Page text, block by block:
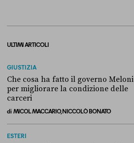
ULTIMI ARTICOLI
GIUSTIZIA
Che cosa ha fatto il governo Meloni
per migliorare la condizione delle
carceri
diMICOL MACCARIO, NICCOLÒ BONATO
ESTERI